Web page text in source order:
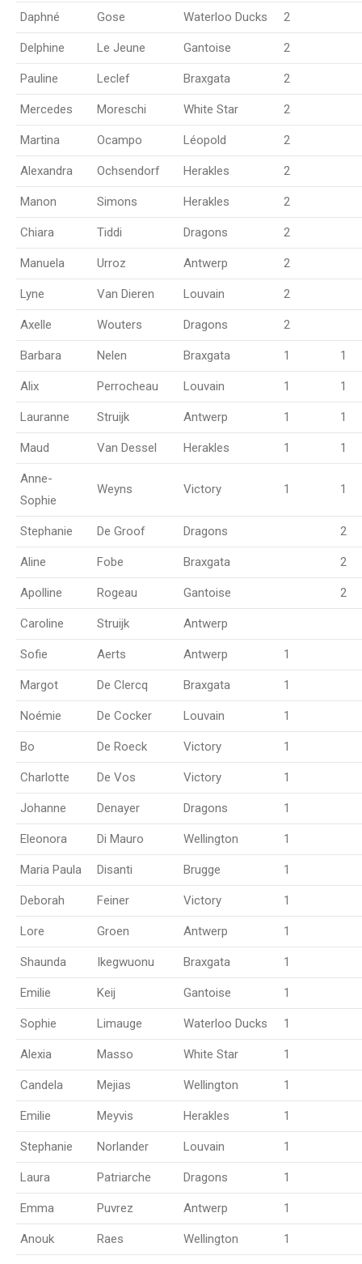
Daphné Gose Waterloo Ducks 2
Delphine Le Jeune Gantoise 2
Pauline Leclef Braxgata 2
Mercedes Moreschi White Star 2
Martina Ocampo Léopold 2
Alexandra Ochsendorf Herakles 2
Manon Simons Herakles 2
Chiara Tiddi Dragons 2
Manuela Urroz Antwerp 2
Lyne Van Dieren Louvain 2
Axelle Wouters Dragons 2
Barbara Nelen Braxgata 1 1
Alix Perrocheau Louvain 1 1
Lauranne Struijk Antwerp 1 1
Maud Van Dessel Herakles 1 1
Anne-
Sophie
Weyns Victory 1 1
Stephanie De Groof Dragons 2
Aline Fobe Braxgata 2
Apolline Rogeau Gantoise 2
Caroline Struijk Antwerp
Sofie Aerts Antwerp 1
Margot De Clercq Braxgata 1
Noémie De Cocker Louvain 1
Bo De Roeck Victory 1
Charlotte De Vos Victory 1
Johanne Denayer Dragons 1
Eleonora Di Mauro Wellington 1
Maria Paula Disanti Brugge 1
Deborah Feiner Victory 1
Lore Groen Antwerp 1
Shaunda Ikegwuonu Braxgata 1
Emilie Keij Gantoise 1
Sophie Limauge Waterloo Ducks 1
Alexia Masso White Star 1
Candela Mejias Wellington 1
Emilie Meyvis Herakles 1
Stephanie Norlander Louvain 1
Laura Patriarche Dragons 1
Emma Puvrez Antwerp 1
Anouk Raes Wellington 1